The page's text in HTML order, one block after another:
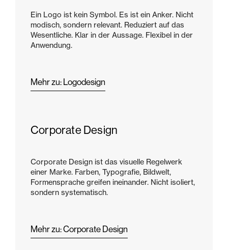
Ein Logo ist kein Symbol. Es ist ein Anker. Nicht
modisch, sondern relevant. Reduziert auf das
Wesentliche. Klar in der Aussage. Flexibel in der
Anwendung.
Mehr zu: Logodesign
Corporate Design
Corporate Design ist das visuelle Regelwerk
einer Marke. Farben, Typografie, Bildwelt,
Formensprache greifen ineinander. Nicht isoliert,
sondern systematisch.
Mehr zu: Corporate Design